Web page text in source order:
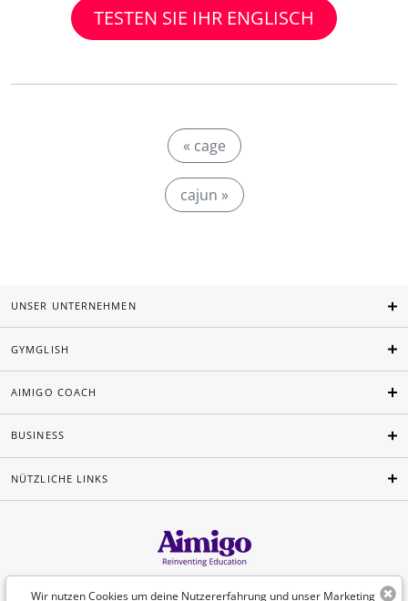
TESTEN SIE IHR ENGLISCH
« cage
cajun »
Wir nutzen Cookies um deine Nutzererfahrung und unser Marketing
UNSER UNTERNEHMEN
GYMGLISH
AIMIGO COACH
BUSINESS
NÜTZLICHE LINKS
Deutsch